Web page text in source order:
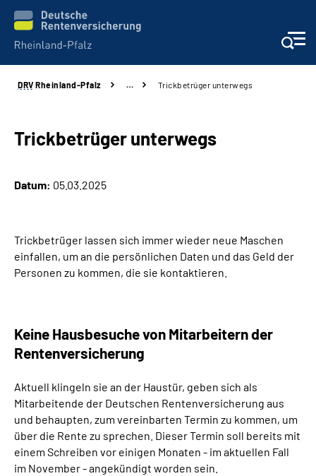
Unsere Leistungen
Beratung
Presse
Inhalte in Gebärdensprache (DGS)
Suche
Mein Kundenportal
DRV Rheinland-Pfalz … Trickbetrüger unterwegs
Trickbetrüger unterwegs
Datum: 05.03.2025
Trickbetrüger lassen sich immer wieder neue Maschen
einfallen, um an die persönlichen Daten und das Geld der
Personen zu kommen, die sie kontaktieren.
Keine Hausbesuche von Mitarbeitern der
Rentenversicherung
Aktuell klingeln sie an der Haustür, geben sich als
Mitarbeitende der Deutschen Rentenversicherung aus
und behaupten, zum vereinbarten Termin zu kommen, um
über die Rente zu sprechen. Dieser Termin soll bereits mit
einem Schreiben vor einigen Monaten - im aktuellen Fall
im November - angekündigt worden sein.